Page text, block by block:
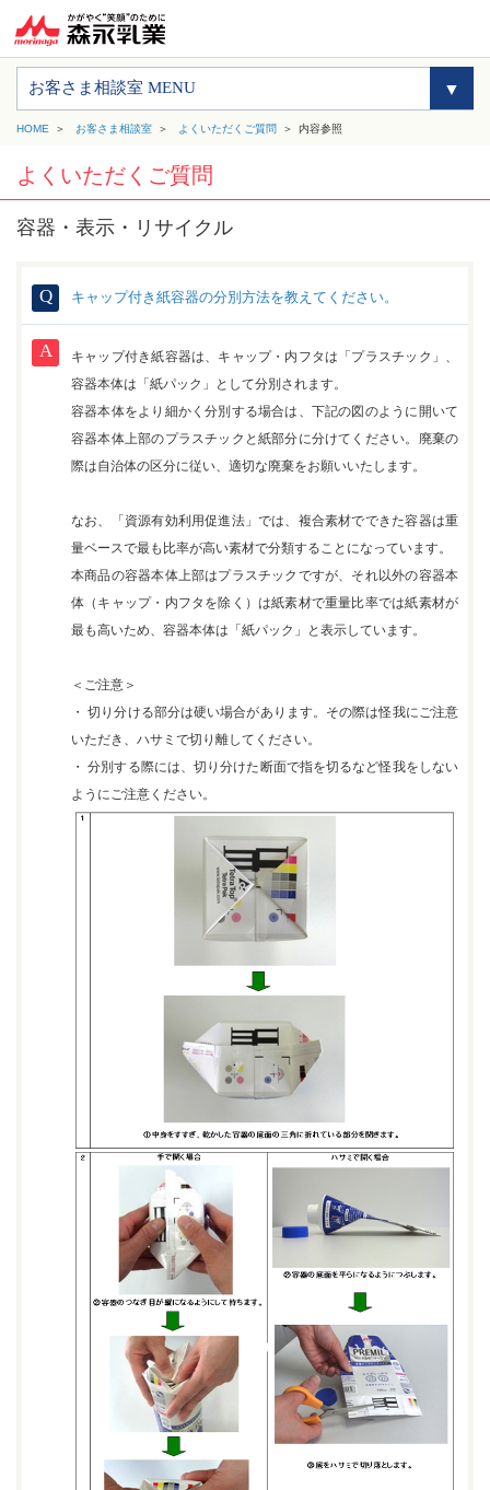
お客さま相談室 MENU
HOME お客さま相談室 よくいただくご質問 内容参照
よくいただくご質問
容器・表示・リサイクル
キャップ付き紙容器の分別方法を教えてください。
キャップ付き紙容器は、キャップ・内フタは「プラスチック」、
容器本体は「紙パック」として分別されます。
容器本体をより細かく分別する場合は、下記の図のように開いて
容器本体上部のプラスチックと紙部分に分けてください。廃棄の
際は自治体の区分に従い、適切な廃棄をお願いいたします。
なお、「資源有効利用促進法」では、複合素材でできた容器は重
量ベースで最も比率が高い素材で分類することになっています。
本商品の容器本体上部はプラスチックですが、それ以外の容器本
体（キャップ・内フタを除く）は紙素材で重量比率では紙素材が
最も高いため、容器本体は「紙パック」と表示しています。
＜ご注意＞
・ 切り分ける部分は硬い場合があります。その際は怪我にご注意
いただき、ハサミで切り離してください。
・ 分別する際には、切り分けた断面で指を切るなど怪我をしない
ようにご注意ください。